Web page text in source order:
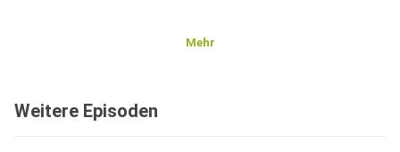
Mehr
Weitere Episoden